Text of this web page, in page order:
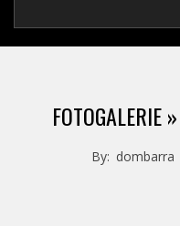
Navigation
FOTOGALERIE »
By: dombarra